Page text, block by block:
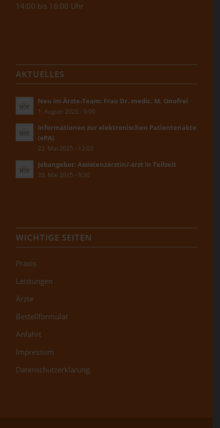
14:00 bis 16:00 Uhr
AKTUELLES
Neu im Ärzte-Team: Frau Dr. medic. M. Onofrei
1. August 2025 - 9:00
Informationen zur elektronischen Patientenakte
(ePA)
22. Mai 2025 - 12:03
Jobangebot: Assistenzärztin/-arzt in Teilzeit
20. Mai 2025 - 9:30
WICHTIGE SEITEN
Praxis
Leistungen
Ärzte
Bestellformular
Anfahrt
Impressum
Datenschutzerklärung